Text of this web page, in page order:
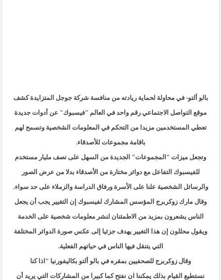
بالو ألتو- في محاولة لحماية ريادته من منافسة شركة جوجل المتزايدة كشف
موقع التواصل الاجتماعي رقم واحد في العالم "فيسبوك" عن أدوات جديدة
تعطي المستخدمين مزيدا من التحكم في المعلومات الشخصية وتسمح لهم
باقامة مجموعات للأصدقاء.
وتجعل ميزات "المجموعات" الجديدة من السهل على نصف مليار مستخدم
للفيسبوك التفاعل مع دوائر مختارة من الأصدقاء بدلا من عرض الصور
والرسائل الشخصية علنا على الأسرة ورفاق الدراسة والزملاء على حد سواء.
وقال مارك زوكربرج المؤسس المشارك لفيسبوك إن التغيير يجب أن يجعل
الناس يشعرون بمزيد من الاطمئنان لنشر معلومات شخصية على الخدمة
ويقول محللون إن هذا التغيير يهدف جزئيا إلى عكس صورة الدوائر المختلفة
التي يتنقل فيها الناس في حياتهم الفعلية.
وقال زوكربرج للصحفيين بمقره في بالو ألتو بكاليفورنيا "اذا كنا
نستطيع القيام بذلك يمكننا ان نفتح كما كبيرا من المشاركات التي يريد أن